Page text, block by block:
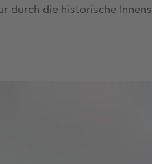
durch die historische